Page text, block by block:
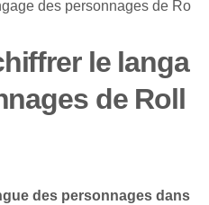
le langa
de Roll
des personnages dans